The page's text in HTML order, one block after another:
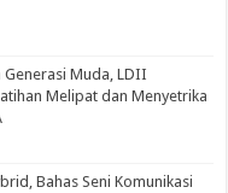
Muda, LDII
Melipat dan Menyetrika
Bahas Seni Komunikasi